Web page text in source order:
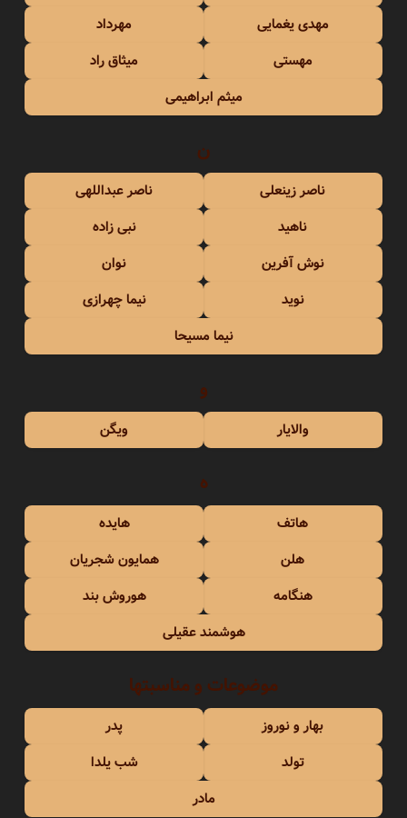
مهدی یغمایی
مهرداد
مهستی
میثاق راد
میثم ابراهیمی
ن
ناصر زینعلی
ناصر عبداللهی
ناهید
نبی زاده
نوش آفرین
نوان
نوید
نیما چهرازی
نیما مسیحا
و
والایار ویگن
ه
هاتف
هایده
هلن
همایون شجریان
هنگامه
هوروش بند
هوشمند عقیلی
موضوعات و مناسبتها
بهار و نوروز
پدر
تولد
شب یلدا
مادر